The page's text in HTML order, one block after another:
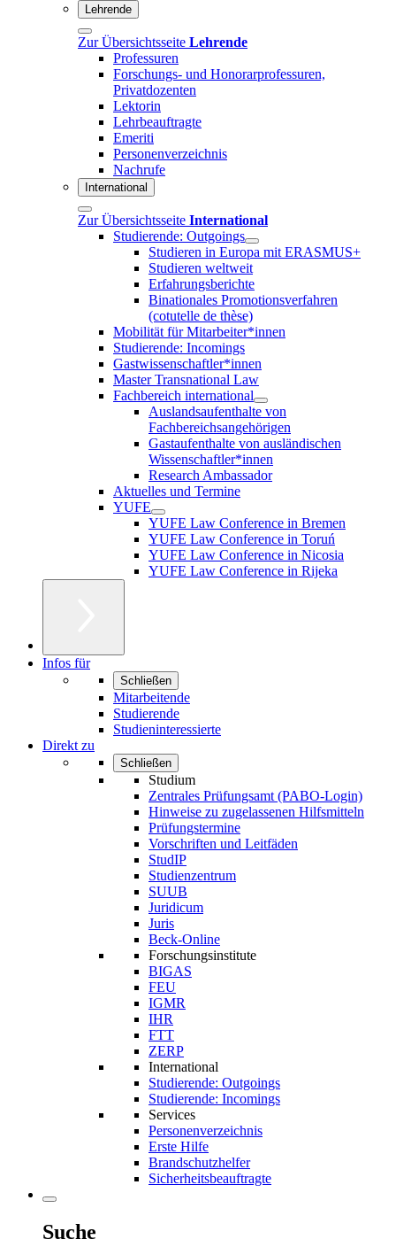
Lehrende
Zur Übersichtsseite Lehrende
Professuren
Forschungs- und Honorarprofessuren,
Privatdozenten
Lektorin
Lehrbeauftragte
Emeriti
Personenverzeichnis
Nachrufe
International
Zur Übersichtsseite International
Studierende: Outgoings
Studieren in Europa mit ERASMUS+
Studieren weltweit
Erfahrungsberichte
Binationales Promotionsverfahren
(cotutelle de thèse)
Mobilität für Mitarbeiter*innen
Studierende: Incomings
Gastwissenschaftler*innen
Master Transnational Law
Fachbereich international
Auslandsaufenthalte von
Fachbereichsangehörigen
Gastaufenthalte von ausländischen
Wissenschaftler*innen
Research Ambassador
Aktuelles und Termine
YUFE
YUFE Law Conference in Bremen
YUFE Law Conference in Toruń
YUFE Law Conference in Nicosia
YUFE Law Conference in Rijeka
Infos für
Schließen
Mitarbeitende
Studierende
Studieninteressierte
Direkt zu
Schließen
Studium
Zentrales Prüfungsamt (PABO-Login)
Hinweise zu zugelassenen Hilfsmitteln
Prüfungstermine
Vorschriften und Leitfäden
StudIP
Studienzentrum
SUUB
Juridicum
Juris
Beck-Online
Forschungsinstitute
BIGAS
FEU
IGMR
IHR
FTT
ZERP
International
Studierende: Outgoings
Studierende: Incomings
Services
Personenverzeichnis
Erste Hilfe
Brandschutzhelfer
Sicherheitsbeauftragte
Suche